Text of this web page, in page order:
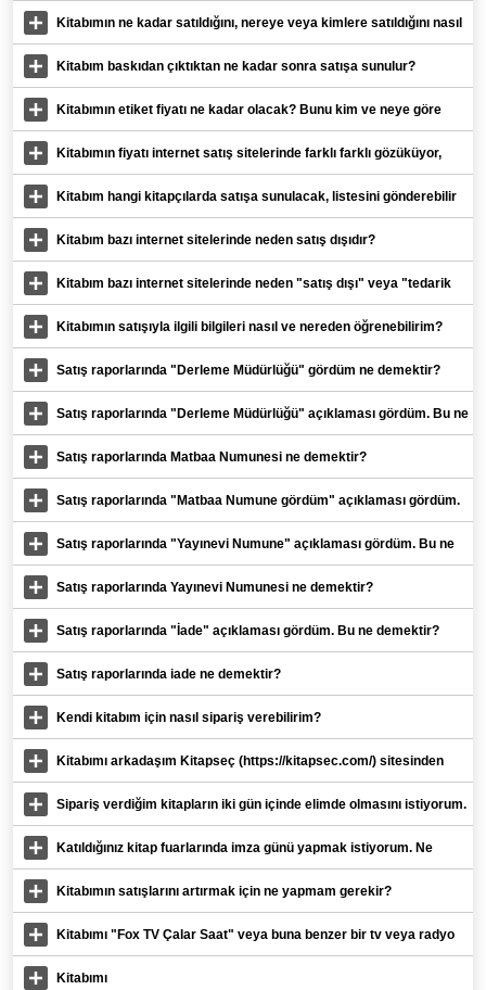
Kitabımın ne kadar satıldığını, nereye veya kimlere satıldığını nasıl
takip edebilirim?
Kitabım baskıdan çıktıktan ne kadar sonra satışa sunulur?
Kitabımın etiket fiyatı ne kadar olacak? Bunu kim ve neye göre
belirliyor?
Kitabımın fiyatı internet satış sitelerinde farklı farklı gözüküyor,
sebebi nedir?
Kitabım hangi kitapçılarda satışa sunulacak, listesini gönderebilir
misiniz?
Kitabım bazı internet sitelerinde neden satış dışıdır?
Kitabım bazı internet sitelerinde neden "satış dışı" veya "tedarik
edilemiyor" gözüküyor?
Kitabımın satışıyla ilgili bilgileri nasıl ve nereden öğrenebilirim?
Satış raporlarında "Derleme Müdürlüğü" gördüm ne demektir?
Satış raporlarında "Derleme Müdürlüğü" açıklaması gördüm. Bu ne
demektir?
Satış raporlarında Matbaa Numunesi ne demektir?
Satış raporlarında "Matbaa Numune gördüm" açıklaması gördüm.
Bu ne demektir?
Satış raporlarında "Yayınevi Numune" açıklaması gördüm. Bu ne
demektir?
Satış raporlarında Yayınevi Numunesi ne demektir?
Satış raporlarında "İade" açıklaması gördüm. Bu ne demektir?
Satış raporlarında iade ne demektir?
Kendi kitabım için nasıl sipariş verebilirim?
Kitabımı arkadaşım Kitapseç (https://kitapsec.com/) sitesinden
satın aldığını söyledi ama yazar panelinden satışlarda
https://www.kitapse
Sipariş verdiğim kitapların iki gün içinde elimde olmasını istiyorum.
Ne yapmalıyım?
Katıldığınız kitap fuarlarında imza günü yapmak istiyorum. Ne
yapmam gerekiyor?
Kitabımın satışlarını artırmak için ne yapmam gerekir?
Kitabımı "Fox TV Çalar Saat" veya buna benzer bir tv veya radyo
programına tanıtım için gönderir misiniz?
Kitabımı